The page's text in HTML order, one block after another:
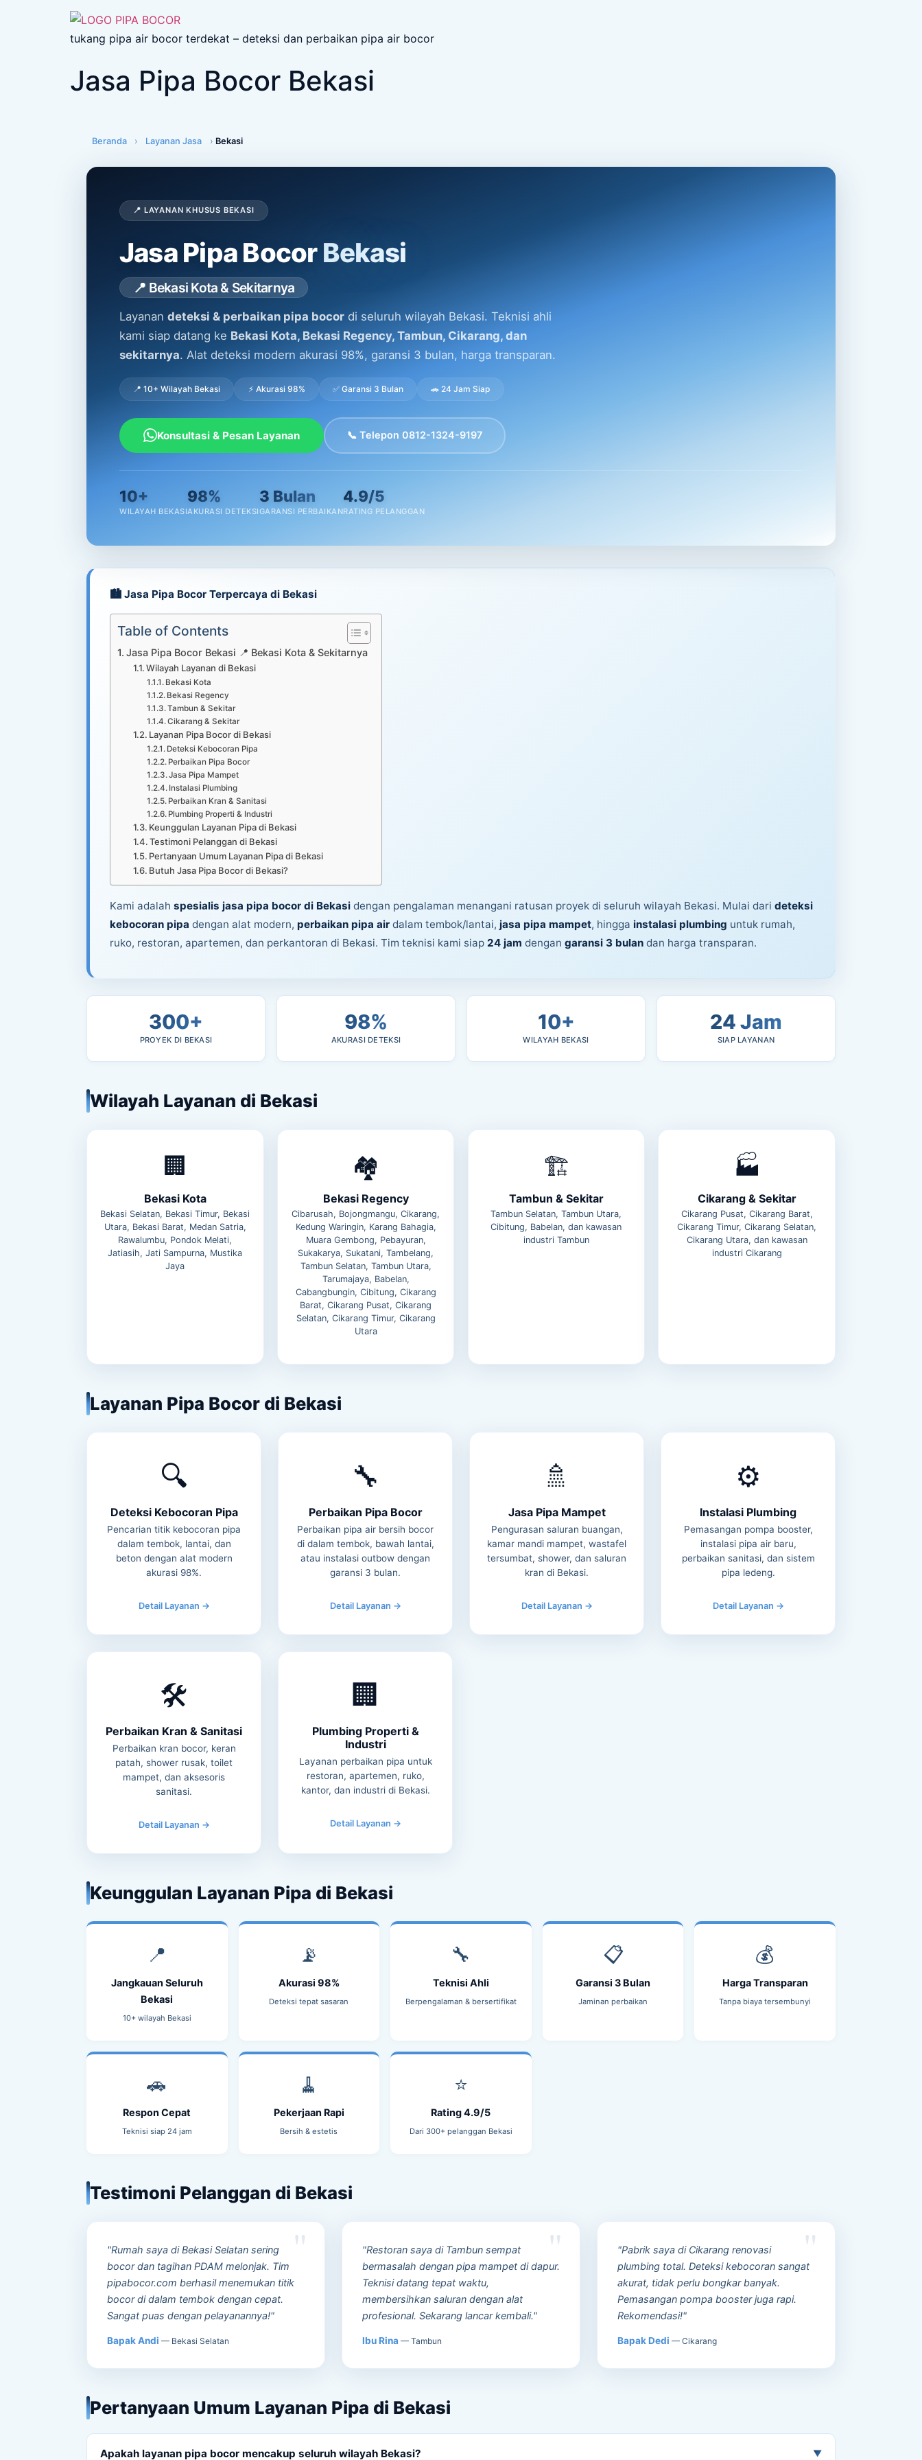
tukang pipa air bocor terdekat – deteksi dan perbaikan pipa air bocor
Jasa Pipa Bocor Bekasi
Beranda › Layanan Jasa › Bekasi
📍 LAYANAN KHUSUS BEKASI
Jasa Pipa BocorBekasi
📍 Bekasi Kota & Sekitarnya
Layanan deteksi & perbaikan pipa bocor di seluruh wilayah Bekasi. Teknisi ahli
kami siap datang ke Bekasi Kota, Bekasi Regency, Tambun, Cikarang, dan
sekitarnya. Alat deteksi modern akurasi 98%, garansi 3 bulan, harga transparan.
📍 10+ Wilayah Bekasi ⚡ Akurasi 98% ✅ Garansi 3 Bulan 🚗 24 Jam Siap
Konsultasi & Pesan Layanan 📞 Telepon 0812-1324-9197
10+
WILAYAH BEKASI
98%
AKURASI DETEKSI
3 Bulan
GARANSI PERBAIKAN
4.9/5
RATING PELANGGAN
🏙️ Jasa Pipa Bocor Terpercaya di Bekasi
Table of Contents
Jasa Pipa Bocor Bekasi 📍 Bekasi Kota & Sekitarnya
Wilayah Layanan di Bekasi
Bekasi Kota
Bekasi Regency
Tambun & Sekitar
Cikarang & Sekitar
Layanan Pipa Bocor di Bekasi
Deteksi Kebocoran Pipa
Perbaikan Pipa Bocor
Jasa Pipa Mampet
Instalasi Plumbing
Perbaikan Kran & Sanitasi
Plumbing Properti & Industri
Keunggulan Layanan Pipa di Bekasi
Testimoni Pelanggan di Bekasi
Pertanyaan Umum Layanan Pipa di Bekasi
Butuh Jasa Pipa Bocor di Bekasi?
Kami adalah spesialis jasa pipa bocor di Bekasidengan pengalaman menangani ratusan proyek di seluruh wilayah Bekasi. Mulai dari deteksi
kebocoran pipa dengan alat modern, perbaikan pipa airdalam tembok/lantai, jasa pipa mampet, hingga instalasi plumbing untuk rumah,
ruko, restoran, apartemen, dan perkantoran di Bekasi. Tim teknisi kami siap 24 jam dengan garansi 3 bulandan harga transparan.
300+
PROYEK DI BEKASI
98%
AKURASI DETEKSI
10+
WILAYAH BEKASI
24 Jam
SIAP LAYANAN
Wilayah Layanan di Bekasi
🏢
Bekasi Kota
Bekasi Selatan, Bekasi Timur, Bekasi
Utara, Bekasi Barat, Medan Satria,
Rawalumbu, Pondok Melati,
Jatiasih, Jati Sampurna, Mustika
Jaya
🏘️
Bekasi Regency
Cibarusah, Bojongmangu, Cikarang,
Kedung Waringin, Karang Bahagia,
Muara Gembong, Pebayuran,
Sukakarya, Sukatani, Tambelang,
Tambun Selatan, Tambun Utara,
Tarumajaya, Babelan,
Cabangbungin, Cibitung, Cikarang
Barat, Cikarang Pusat, Cikarang
Selatan, Cikarang Timur, Cikarang
Utara
🏗️
Tambun & Sekitar
Tambun Selatan, Tambun Utara,
Cibitung, Babelan, dan kawasan
industri Tambun
🏭
Cikarang & Sekitar
Cikarang Pusat, Cikarang Barat,
Cikarang Timur, Cikarang Selatan,
Cikarang Utara, dan kawasan
industri Cikarang
Layanan Pipa Bocor di Bekasi
🔍
Deteksi Kebocoran Pipa
Pencarian titik kebocoran pipa
dalam tembok, lantai, dan
beton dengan alat modern
akurasi 98%.
Detail Layanan →
🔧
Perbaikan Pipa Bocor
Perbaikan pipa air bersih bocor
di dalam tembok, bawah lantai,
atau instalasi outbow dengan
garansi 3 bulan.
Detail Layanan →
🚿
Jasa Pipa Mampet
Pengurasan saluran buangan,
kamar mandi mampet, wastafel
tersumbat, shower, dan saluran
kran di Bekasi.
Detail Layanan →
⚙️
Instalasi Plumbing
Pemasangan pompa booster,
instalasi pipa air baru,
perbaikan sanitasi, dan sistem
pipa ledeng.
Detail Layanan →
🛠️
Perbaikan Kran & Sanitasi
Perbaikan kran bocor, keran
patah, shower rusak, toilet
mampet, dan aksesoris
sanitasi.
Detail Layanan →
🏢
Plumbing Properti &
Industri
Layanan perbaikan pipa untuk
restoran, apartemen, ruko,
kantor, dan industri di Bekasi.
Detail Layanan →
Keunggulan Layanan Pipa di Bekasi
📍
Jangkauan Seluruh
Bekasi
10+ wilayah Bekasi
📡
Akurasi 98%
Deteksi tepat sasaran
🔧
Teknisi Ahli
Berpengalaman & bersertifikat
📋
Garansi 3 Bulan
Jaminan perbaikan
💰
Harga Transparan
Tanpa biaya tersembunyi
🚗
Respon Cepat
Teknisi siap 24 jam
🧹
Pekerjaan Rapi
Bersih & estetis
⭐
Rating 4.9/5
Dari 300+ pelanggan Bekasi
Testimoni Pelanggan di Bekasi
"Rumah saya di Bekasi Selatan sering
bocor dan tagihan PDAM melonjak. Tim
pipabocor.com berhasil menemukan titik
bocor di dalam tembok dengan cepat.
Sangat puas dengan pelayanannya!"
Bapak Andi — Bekasi Selatan
"Restoran saya di Tambun sempat
bermasalah dengan pipa mampet di dapur.
Teknisi datang tepat waktu,
membersihkan saluran dengan alat
profesional. Sekarang lancar kembali."
Ibu Rina — Tambun
"Pabrik saya di Cikarang renovasi
plumbing total. Deteksi kebocoran sangat
akurat, tidak perlu bongkar banyak.
Pemasangan pompa booster juga rapi.
Rekomendasi!"
Bapak Dedi — Cikarang
Pertanyaan Umum Layanan Pipa di Bekasi
Apakah layanan pipa bocor mencakup seluruh wilayah Bekasi? ▼